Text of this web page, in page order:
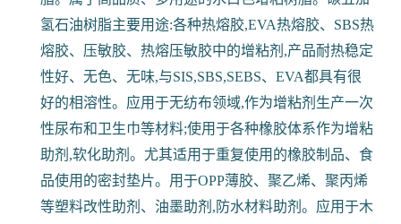
氢石油树脂主要用途:各种热熔胶,EVA热熔胶、SBS热
熔胶、压敏胶、热熔压敏胶中的增粘剂,产品耐热稳定
性好、无色、无味,与SIS,SBS,SEBS、EVA都具有很
好的相溶性。应用于无纺布领域,作为增粘剂生产一次
性尿布和卫生巾等材料;使用于各种橡胶体系作为增粘
助剂,软化助剂。尤其适用于重复使用的橡胶制品、食
品使用的密封垫片。用于OPP薄胶、聚乙烯、聚丙烯
等塑料改性助剂、油墨助剂,防水材料助剂。应用于木